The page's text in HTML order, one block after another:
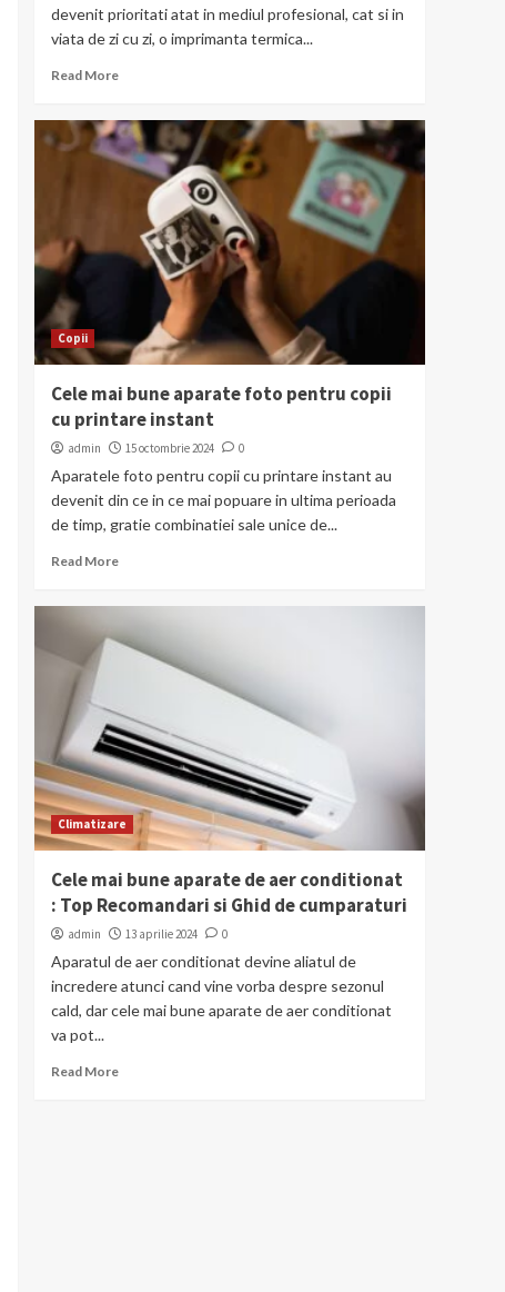
devenit prioritati atat in mediul profesional, cat si in
viata de zi cu zi, o imprimanta termica...
Read More
Copii
Cele mai bune aparate foto pentru copii
cu printare instant
admin 15 octombrie 2024 0
Aparatele foto pentru copii cu printare instant au
devenit din ce in ce mai popuare in ultima perioada
de timp, gratie combinatiei sale unice de...
Read More
Climatizare
Cele mai bune aparate de aer conditionat
: Top Recomandari si Ghid de cumparaturi
admin 13 aprilie 2024 0
Aparatul de aer conditionat devine aliatul de
incredere atunci cand vine vorba despre sezonul
cald, dar cele mai bune aparate de aer conditionat
va pot...
Read More